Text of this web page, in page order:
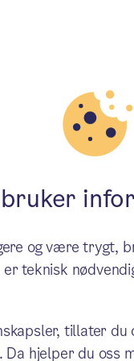
blant
16.05.2024 /
og være trygt,
teknisk
tillater du
hjelper du oss